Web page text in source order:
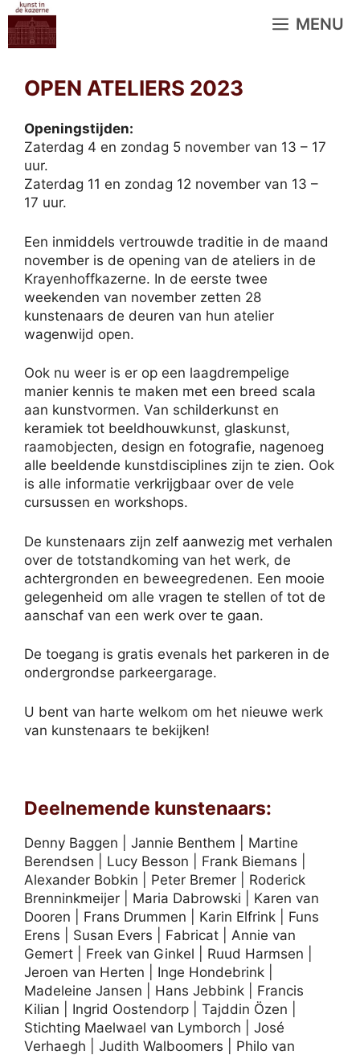
Ga
naar
de
MENU
OPEN ATELIERS 2023
Openingstijden:
Zaterdag 4 en zondag 5 november van 13 – 17
uur.
Zaterdag 11 en zondag 12 november van 13 –
17 uur.
Een inmiddels vertrouwde traditie in de maand
november is de opening van de ateliers in de
Krayenhoffkazerne. In de eerste twee
weekenden van november zetten 28
kunstenaars de deuren van hun atelier
wagenwijd open.
Ook nu weer is er op een laagdrempelige
manier kennis te maken met een breed scala
aan kunstvormen. Van schilderkunst en
keramiek tot beeldhouwkunst, glaskunst,
raamobjecten, design en fotografie, nagenoeg
alle beeldende kunstdisciplines zijn te zien. Ook
is alle informatie verkrijgbaar over de vele
cursussen en workshops.
De kunstenaars zijn zelf aanwezig met verhalen
over de totstandkoming van het werk, de
achtergronden en beweegredenen. Een mooie
gelegenheid om alle vragen te stellen of tot de
aanschaf van een werk over te gaan.
De toegang is gratis evenals het parkeren in de
ondergrondse parkeergarage.
U bent van harte welkom om het nieuwe werk
van kunstenaars te bekijken!
Deelnemende kunstenaars:
Denny Baggen | Jannie Benthem | Martine
Berendsen | Lucy Besson | Frank Biemans |
Alexander Bobkin | Peter Bremer | Roderick
Brenninkmeijer | Maria Dabrowski | Karen van
Dooren | Frans Drummen | Karin Elfrink | Funs
Erens | Susan Evers | Fabricat | Annie van
Gemert | Freek van Ginkel | Ruud Harmsen |
Jeroen van Herten | Inge Hondebrink |
Madeleine Jansen | Hans Jebbink | Francis
Kilian | Ingrid Oostendorp | Tajddin Özen |
Stichting Maelwael van Lymborch | José
Verhaegh | Judith Walboomers | Philo van